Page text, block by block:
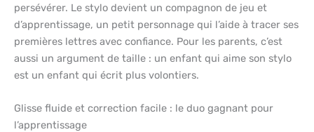
persévérer. Le stylo devient un compagnon de jeu et
d’apprentissage, un petit personnage qui l’aide à tracer ses
premières lettres avec confiance. Pour les parents, c’est
aussi un argument de taille : un enfant qui aime son stylo
est un enfant qui écrit plus volontiers.
Glisse fluide et correction facile : le duo gagnant pour
l’apprentissage